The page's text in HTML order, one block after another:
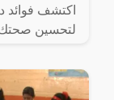
اكتشف فوائد
لتحسين